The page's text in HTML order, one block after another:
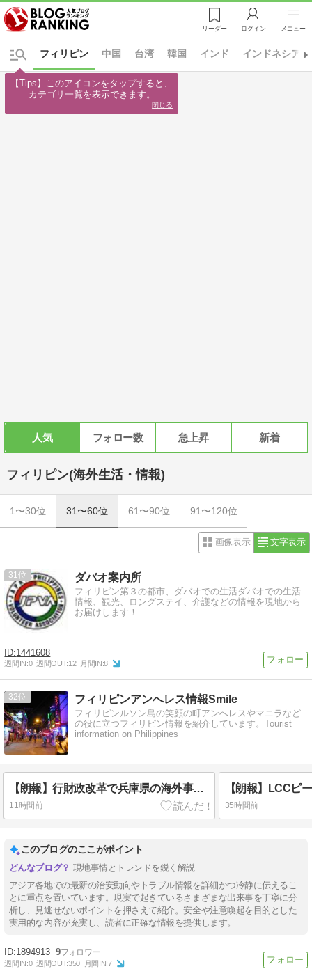
リーダー ログイン メニュー
中国 台湾 韓国 インド インドネシア
フィリピン
人気 フォロー数 急上昇 新着
フィリピン(海外生活・情報)
1〜30位 31〜60位 61〜90位 91〜120位
画像表示 文字表示
31 ダバオ案内所
フィリピン第３の都市、ダバオでの生活ダバオでの生活
情報、観光、ロングステイ、介護などの情報を現地から
お届けします！
1441608
週間IN:0 週間OUT:12 月間IN:8
32 フィリピンアンへレス情報Smile
フィリピンルソン島の笑顔の町アンへレスやマニラなど
の役に立つフィリピン情報を紹介しています。Tourist
information on Philippines
【朗報】行財政改革で兵庫県の海外事務所を全廃！役人が遊ぶだけ！
11時間前 35時間前
このブログのここがポイント
現地事情とトレンドを鋭く解説
アジア各地での最新の治安動向やトラブル情報を詳細かつ冷静に伝えるこ
とに重点を置いています。現実で起きているさまざまな出来事を丁寧に分
析し、見逃せないポイントを押さえて紹介。安全や注意喚起を目的とした
実用的な内容が充実し、読者に正確な情報を提供します。
1894913 9
週間IN:0 週間OUT:350 月間IN:7
【Tips】このアイコンをタップすると、
カテゴリ一覧を表示できます。
閉じる